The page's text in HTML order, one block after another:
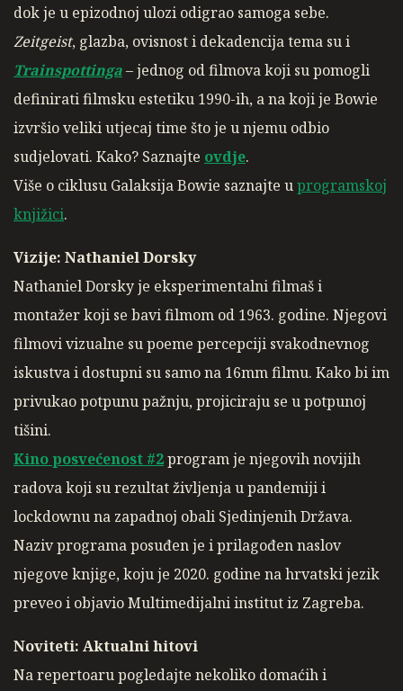
dok je u epizodnoj ulozi odigrao samoga sebe.
Zeitgeist, glazba, ovisnost i dekadencija tema su i
Trainspottinga– jednog od filmova koji su pomogli
definirati filmsku estetiku 1990-ih, a na koji je Bowie
izvršio veliki utjecaj time što je u njemu odbio
sudjelovati. Kako? Saznajte ovdje.
Više o ciklusu Galaksija Bowie saznajte uprogramskoj
knjižici.
Vizije: Nathaniel Dorsky
Nathaniel Dorsky je eksperimentalni filmaš i
montažer koji se bavi filmom od 1963. godine. Njegovi
filmovi vizualne su poeme percepciji svakodnevnog
iskustva i dostupni su samo na 16mm filmu. Kako bi im
privukao potpunu pažnju, projiciraju se u potpunoj
tišini.
Kino posvećenost #2program je njegovih novijih
radova koji su rezultat življenja u pandemiji i
lockdownu na zapadnoj obali Sjedinjenih Država.
Naziv programa posuđen je i prilagođen naslov
njegove knjige, koju je 2020. godine na hrvatski jezik
preveo i objavio Multimedijalni institut iz Zagreba.
Noviteti: Aktualni hitovi
Na repertoaru pogledajte nekoliko domaćih i